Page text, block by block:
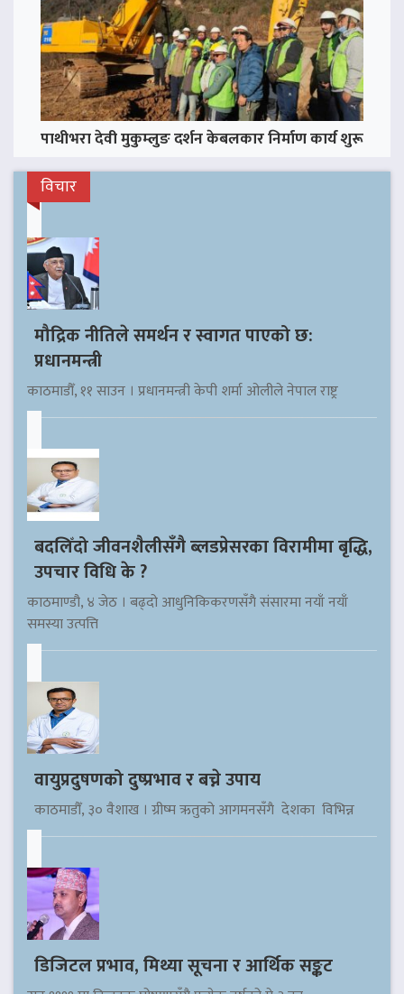
पाथीभरा देवी मुकुम्लुङ दर्शन केबलकार निर्माण कार्य शुरू
विचार
मौद्रिक नीतिले समर्थन र स्वागत पाएको छ:
प्रधानमन्त्री
काठमाडौँ, ११ साउन । प्रधानमन्त्री केपी शर्मा ओलीले नेपाल राष्ट्र
बदलिँदो जीवनशैलीसँगै ब्लडप्रेसरका विरामीमा बृद्धि,
उपचार विधि के ?
काठमाण्डौ, ४ जेठ । बढ्दो आधुनिकिकरणसँगै संसारमा नयाँ नयाँ
समस्या उत्पत्ति
वायुप्रदुषणको दुष्प्रभाव र बच्ने उपाय
काठमाडौँ, ३० वैशाख । ग्रीष्म ऋतुको आगमनसँगै देशका विभिन्न
डिजिटल प्रभाव, मिथ्या सूचना र आर्थिक सङ्कट